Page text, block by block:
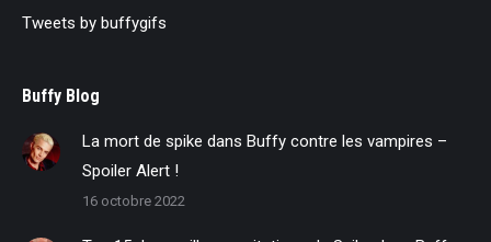
Tweets by buffygifs
Buffy Blog
La mort de spike dans Buffy contre les vampires –
Spoiler Alert !
16 octobre 2022